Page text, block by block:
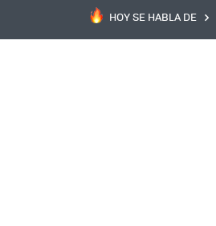
HOY SE HABLA DE